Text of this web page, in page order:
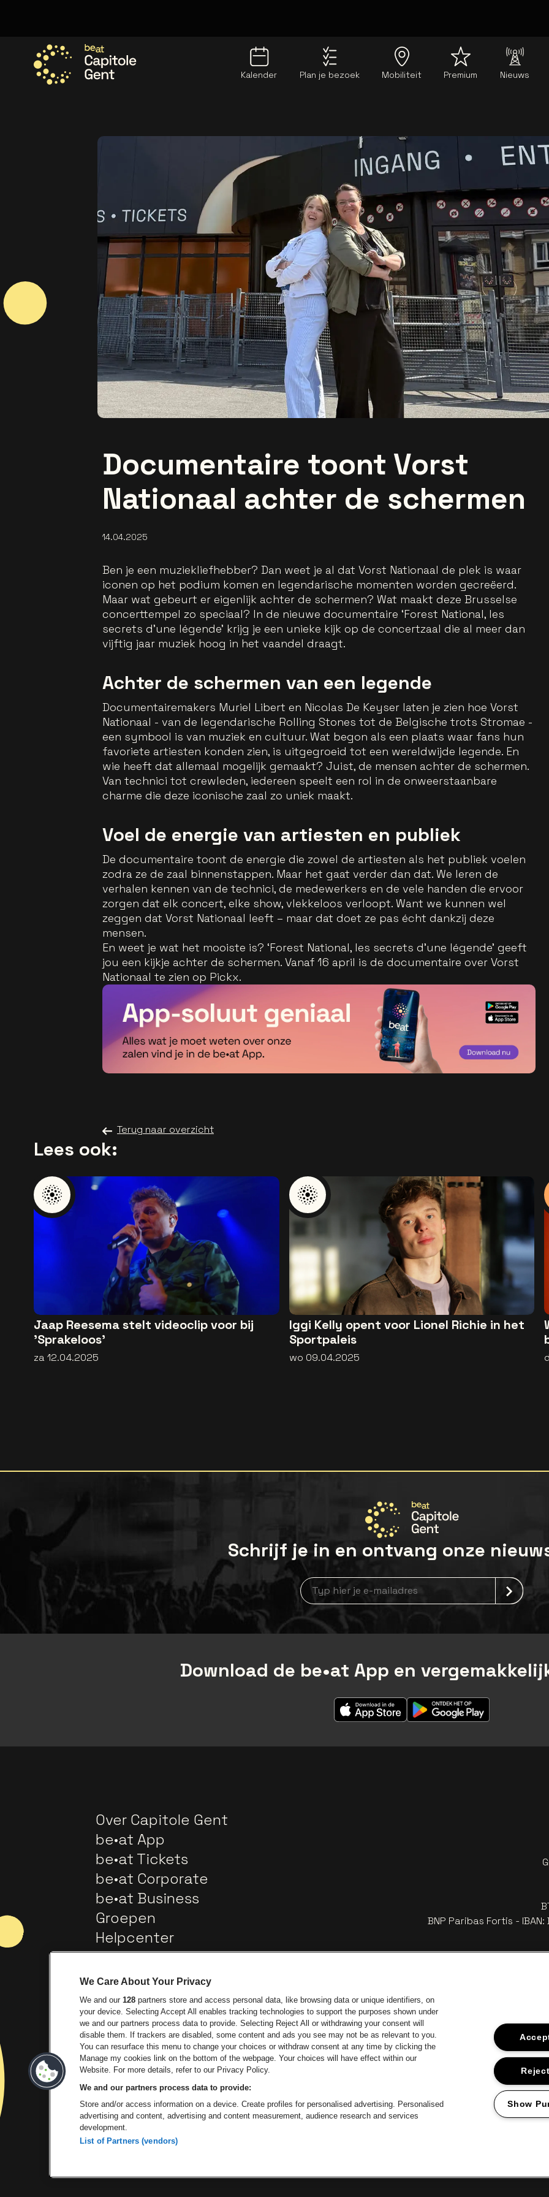
Kalender Plan je bezoek Mobiliteit Premium Nieuws
Documentaire toont Vorst
Nationaal achter de schermen
14.04.2025
Ben je een muziekliefhebber? Dan weet je al dat Vorst Nationaal de plek is waar
iconen op het podium komen en legendarische momenten worden gecreëerd.
Maar wat gebeurt er eigenlijk achter de schermen? Wat maakt deze Brusselse
concerttempel zo speciaal? In de nieuwe documentaire ‘Forest National, les
secrets d'une légende’ krijg je een unieke kijk op de concertzaal die al meer dan
vijftig jaar muziek hoog in het vaandel draagt.
Achter de schermen van een legende
Documentairemakers Muriel Libert en Nicolas De Keyser laten je zien hoe Vorst
Nationaal - van de legendarische Rolling Stones tot de Belgische trots Stromae -
een symbool is van muziek en cultuur. Wat begon als een plaats waar fans hun
favoriete artiesten konden zien, is uitgegroeid tot een wereldwijde legende. En
wie heeft dat allemaal mogelijk gemaakt? Juist, de mensen achter de schermen.
Van technici tot crewleden, iedereen speelt een rol in de onweerstaanbare
charme die deze iconische zaal zo uniek maakt.
Voel de energie van artiesten en publiek
De documentaire toont de energie die zowel de artiesten als het publiek voelen
zodra ze de zaal binnenstappen. Maar het gaat verder dan dat. We leren de
verhalen kennen van de technici, de medewerkers en de vele handen die ervoor
zorgen dat elk concert, elke show, vlekkeloos verloopt. Want we kunnen wel
zeggen dat Vorst Nationaal leeft – maar dat doet ze pas écht dankzij deze
mensen.
En weet je wat het mooiste is? ‘Forest National, les secrets d'une légende’ geeft
jou een kijkje achter de schermen. Vanaf 16 april is de documentaire over Vorst
Nationaal te zien op Pickx.
Terug naar overzicht
Lees ook:
Jaap Reesema stelt videoclip voor bij
'Sprakeloos'
za 12.04.2025
Iggi Kelly opent voor Lionel Richie in het
Sportpaleis
wo 09.04.2025
Schrijf je in en ontvang onze
Nieuwsbrief aanmelding
Download de be•at App en
Over Capitole Gent
be•at App
be•at Tickets
be•at Corporate
be•at Business
Groepen
Helpcenter
Contact
BNP Paribas Fortis -
Ga naar de website van Europcar
Ga naar de website van JupilerGa naar de website van Coca-Cola
Ga naar de
Ga naar de website van Het logo van Jameson in offwhite
Ga naar de website van Het logo van
Ga naar de
Ga
We Care About Your Privacy
We and our 128 partners store and access personal data, like browsing data or unique identifiers, on
your device. Selecting Accept All enables tracking technologies to support the purposes shown under
we and our partners process data to provide. Selecting Reject All or withdrawing your consent will
disable them. If trackers are disabled, some content and ads you see may not be as relevant to you.
You can resurface this menu to change your choices or withdraw consent at any time by clicking the
Manage my cookies link on the bottom of the webpage. Your choices will have effect within our
Website. For more details, refer to our Privacy Policy.
We and our partners process data to provide:
Store and/or access information on a device. Create profiles for personalised advertising. Personalised
advertising and content, advertising and content measurement, audience research and services
development.
List of Partners (vendors)
Show